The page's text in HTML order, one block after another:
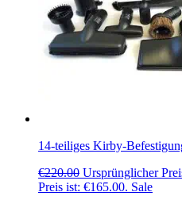
14-teiliges Kirby-
€220.00 Ursprünglicher
Preis ist: €165.00. Sale